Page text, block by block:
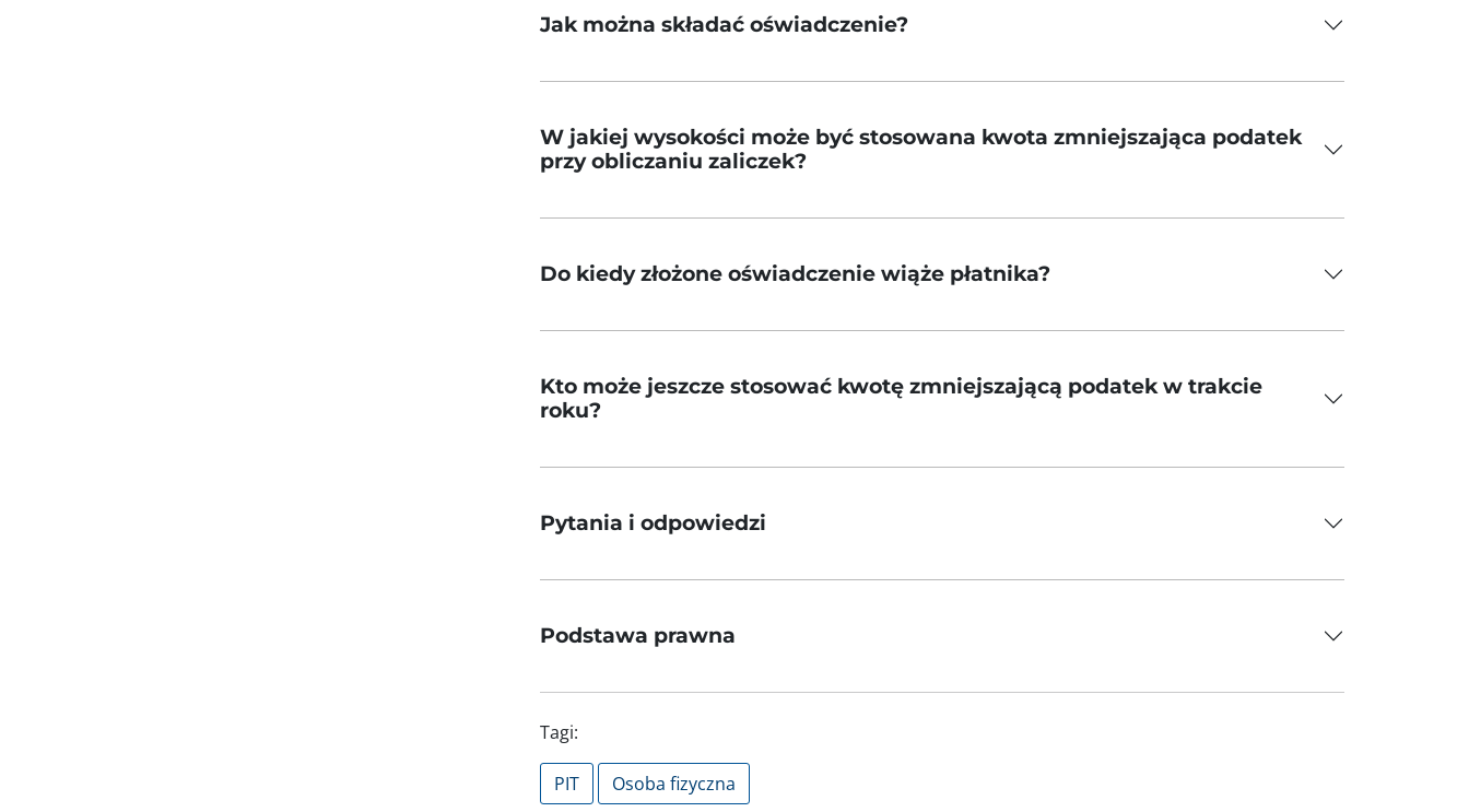
Jak można składać oświadczenie?
W jakiej wysokości może być stosowana kwota zmniejszająca podatek
przy obliczaniu zaliczek?
Do kiedy złożone oświadczenie wiąże płatnika?
Kto może jeszcze stosować kwotę zmniejszającą podatek w trakcie
roku?
Pytania i odpowiedzi
Podstawa prawna
Tagi:
PIT Osoba fizyczna